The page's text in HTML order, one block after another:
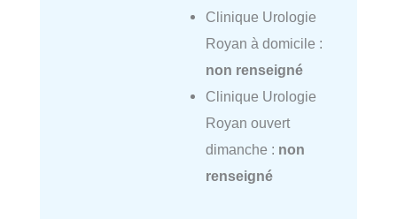
Clinique Urologie
Royan à domicile :
non renseigné
Clinique Urologie
Royan ouvert
dimanche : non
renseigné